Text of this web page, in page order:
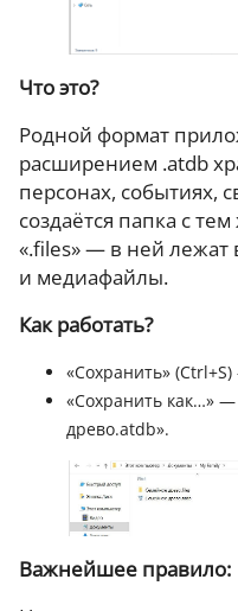
Что это?
Родной формат
расширением .atdb
персонах, событиях,
создаётся папка с
«.files» — в ней лежат
и медиафайлы.
Как работать?
«Сохранить»
«Сохранить как…»
древо.atdb».
Важнейшее правило: